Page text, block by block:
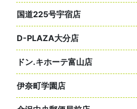
国道225号宇宿店
D-PLAZA大分店
ドン.キホーテ富山店
伊奈町学園店